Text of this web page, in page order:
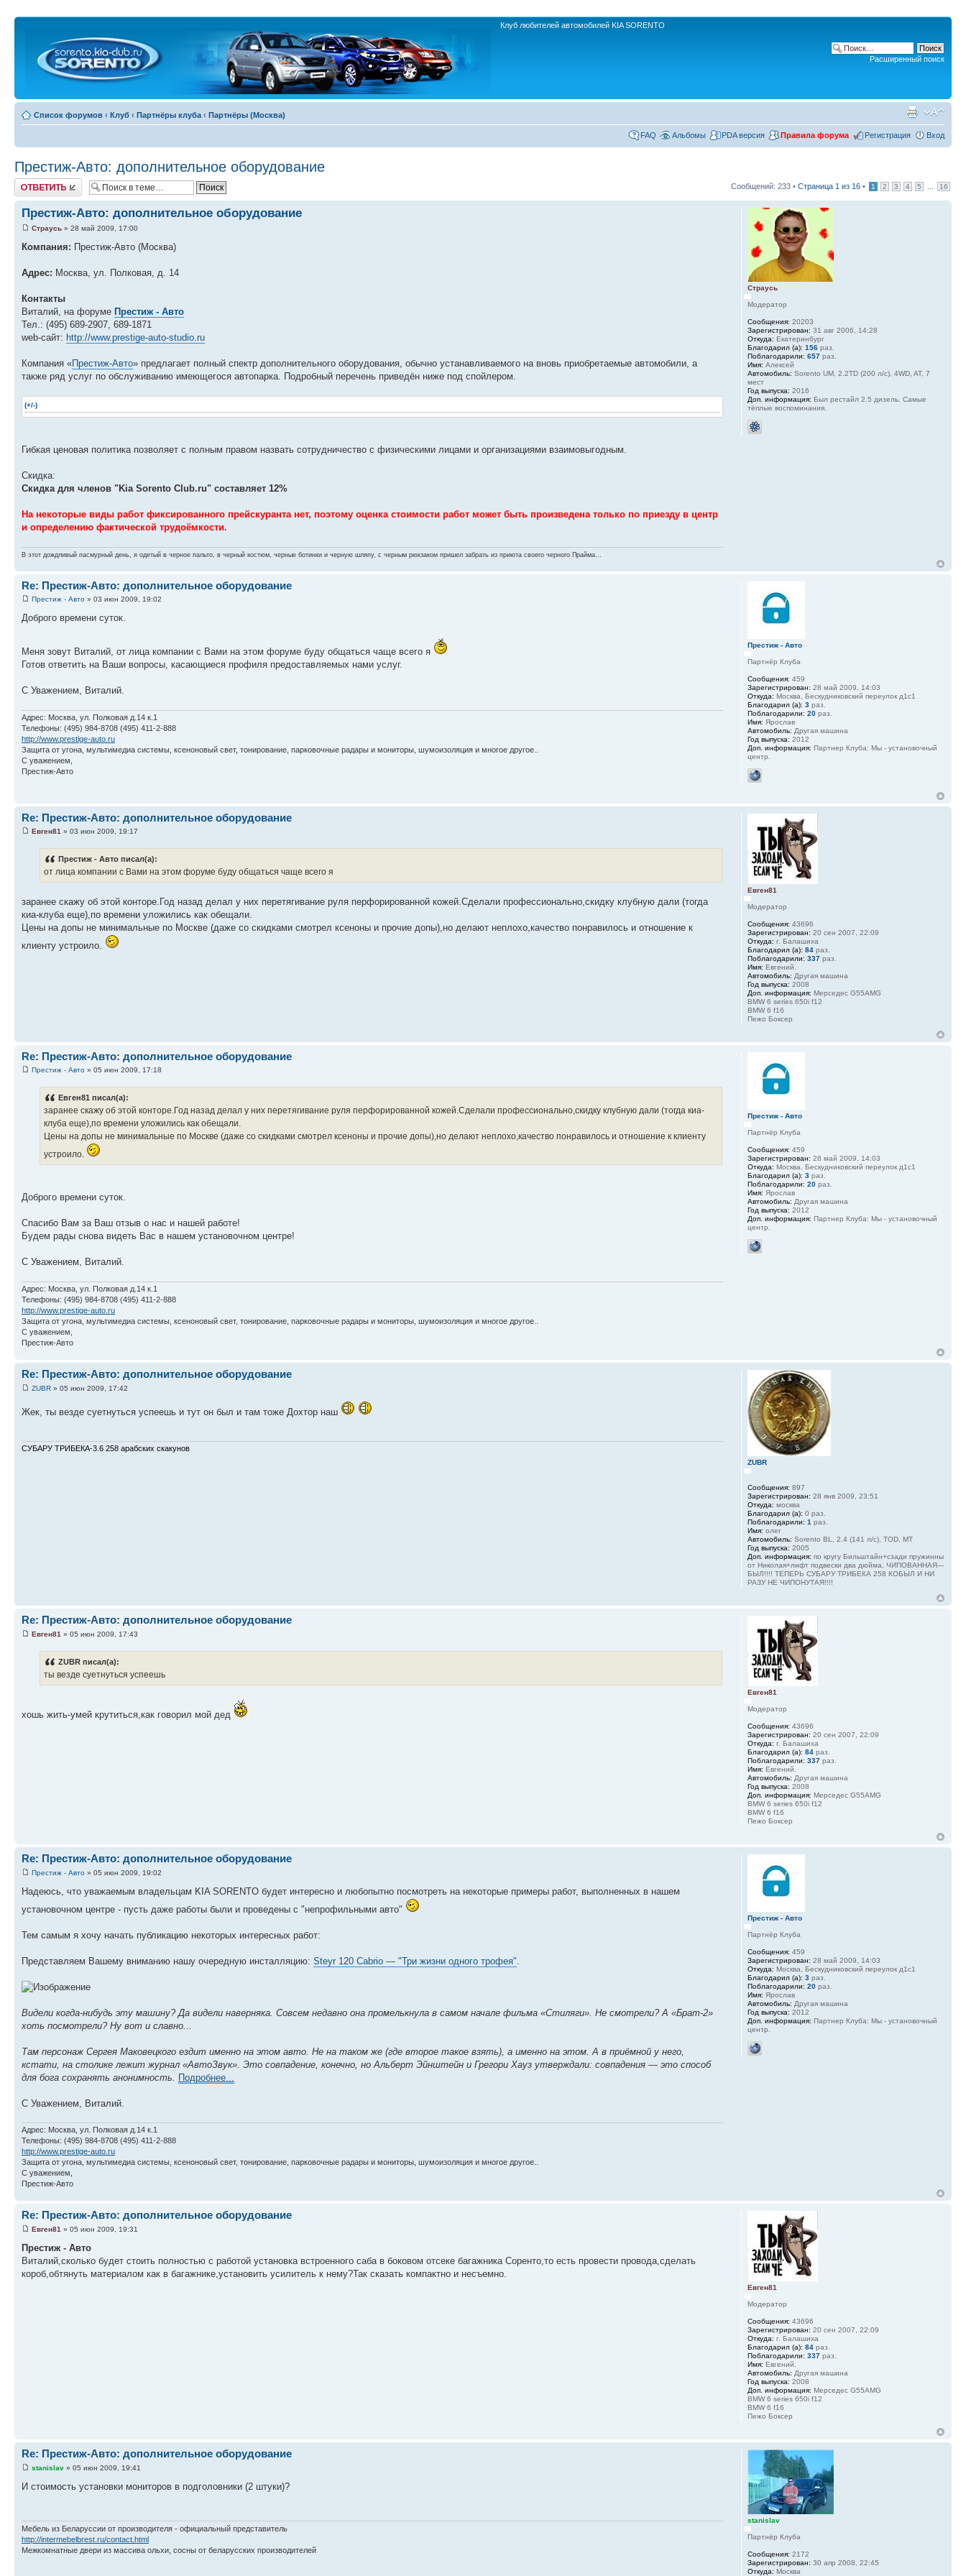
Клуб любителей автомобилей KIA SORENTO
Расширенный поиск
Список форумов ‹ Клуб ‹ Партнёры клуба ‹ Партнёры (Москва)
FAQ Альбомы PDA версия Правила форума Регистрация Вход
Престиж-Авто: дополнительное оборудование
Ответить Сообщений: 233 • Страница 1 из 16 • 1 2 3 4 5 16
Престиж-Авто: дополнительное оборудование
Страусь » 28 май 2009, 17:00
Компания: Престиж-Авто (Москва)
Адрес: Москва, ул. Полковая, д. 14
Контакты
Виталий, на форуме Престиж - Авто
Тел.: (495) 689-2907, 689-1871
web-сайт: http://www.prestige-auto-studio.ru
Компания «Престиж-Авто» предлагает полный спектр дополнительного оборудования, обычно устанавливаемого на вновь приобретаемые автомобили, а
также ряд услуг по обслуживанию имеющегося автопарка. Подробный перечень приведён ниже под спойлером.
(+/-)
Гибкая ценовая политика позволяет с полным правом назвать сотрудничество с физическими лицами и организациями взаимовыгодным.
Скидка:
Скидка для членов "Kia Sorento Club.ru" составляет 12%
На некоторые виды работ фиксированного прейскуранта нет, поэтому оценка стоимости работ может быть произведена только по приезду в центр
и определению фактической трудоёмкости.
В этот дождливый пасмурный день, я одетый в черное пальто, в черный костюм, черные ботинки и черную шляпу, с черным рюкзаком пришел забрать из приюта своего черного Прайма...
Страусь
Модератор
Сообщения: 20203
Зарегистрирован: 31 авг 2006, 14:28
Откуда: Екатеринбург
Благодарил (а): 156раз.
Поблагодарили: 657раз.
Имя: Алексей
Автомобиль: Sorento UM, 2.2TD (200 л/с), 4WD, AT, 7
мест
Год выпуска: 2016
Доп. информация: Был рестайл 2.5 дизель. Самые
тёплые воспоминания.
Re: Престиж-Авто: дополнительное оборудование
Престиж - Авто » 03 июн 2009, 19:02
Доброго времени суток.
Меня зовут Виталий, от лица компании с Вами на этом форуме буду общаться чаще всего я
Готов ответить на Ваши вопросы, касающиеся профиля предоставляемых нами услуг.
С Уважением, Виталий.
Адрес: Москва, ул. Полковая д.14 к.1
Телефоны: (495) 984-8708 (495) 411-2-888
http://www.prestige-auto.ru
Защита от угона, мультимедиа системы, ксеноновый свет, тонирование, парковочные радары и мониторы, шумоизоляция и многое другое..
С уважением,
Престиж-Авто
Престиж - Авто
Партнёр Клуба
Сообщения: 459
Зарегистрирован: 28 май 2009, 14:03
Откуда: Москва, Бескудниковский переулок д1с1
Благодарил (а): 3раз.
Поблагодарили: 20раз.
Имя: Ярослав
Автомобиль: Другая машина
Год выпуска: 2012
Доп. информация: Партнер Клуба: Мы - установочный
центр.
Re: Престиж-Авто: дополнительное оборудование
Евген81 » 03 июн 2009, 19:17
Престиж - Авто писал(а):
от лица компании с Вами на этом форуме буду общаться чаще всего я
заранее скажу об этой конторе.Год назад делал у них перетягивание руля перфорированной кожей.Сделали профессионально,скидку клубную дали (тогда
киа-клуба еще),по времени уложились как обещали.
Цены на допы не минимальные по Москве (даже со скидками смотрел ксеноны и прочие допы),но делают неплохо,качество понравилось и отношение к
клиенту устроило.
Евген81
Модератор
Сообщения: 43696
Зарегистрирован: 20 сен 2007, 22:09
Откуда: г. Балашиха
Благодарил (а): 84раз.
Поблагодарили: 337раз.
Имя: Евгений.
Автомобиль: Другая машина
Год выпуска: 2008
Доп. информация: Мерседес G55AMG
BMW 6 series 650i f12
BMW 6 f16
Пежо Боксер
Re: Престиж-Авто: дополнительное оборудование
Престиж - Авто » 05 июн 2009, 17:18
Евген81 писал(а):
заранее скажу об этой конторе.Год назад делал у них перетягивание руля перфорированной кожей.Сделали профессионально,скидку клубную дали (тогда киа-
клуба еще),по времени уложились как обещали.
Цены на допы не минимальные по Москве (даже со скидками смотрел ксеноны и прочие допы),но делают неплохо,качество понравилось и отношение к клиенту
устроило.
Доброго времени суток.
Спасибо Вам за Ваш отзыв о нас и нашей работе!
Будем рады снова видеть Вас в нашем установочном центре!
С Уважением, Виталий.
Адрес: Москва, ул. Полковая д.14 к.1
Телефоны: (495) 984-8708 (495) 411-2-888
http://www.prestige-auto.ru
Защита от угона, мультимедиа системы, ксеноновый свет, тонирование, парковочные радары и мониторы, шумоизоляция и многое другое..
С уважением,
Престиж-Авто
Престиж - Авто
Партнёр Клуба
Сообщения: 459
Зарегистрирован: 28 май 2009, 14:03
Откуда: Москва, Бескудниковский переулок д1с1
Благодарил (а): 3раз.
Поблагодарили: 20раз.
Имя: Ярослав
Автомобиль: Другая машина
Год выпуска: 2012
Доп. информация: Партнер Клуба: Мы - установочный
центр.
Re: Престиж-Авто: дополнительное оборудование
ZUBR » 05 июн 2009, 17:42
Жек, ты везде суетнуться успеешь и тут он был и там тоже Дохтор наш
СУБАРУ ТРИБЕКА-3.6 258 арабских скакунов
ZUBR
Сообщения: 897
Зарегистрирован: 28 янв 2009, 23:51
Откуда: москва
Благодарил (а): 0 раз.
Поблагодарили: 1 раз.
Имя: олег
Автомобиль: Sorento BL, 2.4 (141 л/с), TOD, MT
Год выпуска: 2005
Доп. информация: по кругу Бильштайн+сзади пружинны
от Николая+лифт подвески два дюйма, ЧИПОВАННАЯ---
БЫЛ!!!! ТЕПЕРЬ СУБАРУ ТРИБЕКА 258 КОБЫЛ И НИ
РАЗУ НЕ ЧИПОНУТАЯ!!!!
Re: Престиж-Авто: дополнительное оборудование
Евген81 » 05 июн 2009, 17:43
ZUBR писал(а):
ты везде суетнуться успеешь
хошь жить-умей крутиться,как говорил мой дед
Евген81
Модератор
Сообщения: 43696
Зарегистрирован: 20 сен 2007, 22:09
Откуда: г. Балашиха
Благодарил (а): 84раз.
Поблагодарили: 337раз.
Имя: Евгений.
Автомобиль: Другая машина
Год выпуска: 2008
Доп. информация: Мерседес G55AMG
BMW 6 series 650i f12
BMW 6 f16
Пежо Боксер
Re: Престиж-Авто: дополнительное оборудование
Престиж - Авто » 05 июн 2009, 19:02
Надеюсь, что уважаемым владельцам KIA SORENTO будет интересно и любопытно посмотреть на некоторые примеры работ, выполненных в нашем
установочном центре - пусть даже работы были и проведены с "непрофильными авто"
Тем самым я хочу начать публикацию некоторых интересных работ:
Представляем Вашему вниманию нашу очередную инсталляцию: Steyr 120 Cabrio — "Три жизни одного трофея"
Видели когда-нибудь эту машину? Да видели наверняка. Совсем недавно она промелькнула в самом начале фильма «Стиляги». Не смотрели? А «Брат-2»
хоть посмотрели? Ну вот и славно...
Там персонаж Сергея Маковецкого ездит именно на этом авто. Не на таком же (где второе такое взять), а именно на этом. А в приёмной у него,
кстати, на столике лежит журнал «АвтоЗвук». Это совпадение, конечно, но Альберт Эйнштейн и Грегори Хауз утверждали: совпадения — это способ
для бога сохранять анонимность.
Подробнее...
С Уважением, Виталий.
Адрес: Москва, ул. Полковая д.14 к.1
Телефоны: (495) 984-8708 (495) 411-2-888
http://www.prestige-auto.ru
Защита от угона, мультимедиа системы, ксеноновый свет, тонирование, парковочные радары и мониторы, шумоизоляция и многое другое..
С уважением,
Престиж-Авто
Престиж - Авто
Партнёр Клуба
Сообщения: 459
Зарегистрирован: 28 май 2009, 14:03
Откуда: Москва, Бескудниковский переулок д1с1
Благодарил (а): 3раз.
Поблагодарили: 20раз.
Имя: Ярослав
Автомобиль: Другая машина
Год выпуска: 2012
Доп. информация: Партнер Клуба: Мы - установочный
центр.
Re: Престиж-Авто: дополнительное оборудование
Евген81 » 05 июн 2009, 19:31
Престиж - Авто
Виталий,сколько будет стоить полностью с работой установка встроенного саба в боковом отсеке багажника Соренто,то есть провести провода,сделать
короб,обтянуть материалом как в багажнике,установить усилитель к нему?Так сказать компактно и несъемно.
Евген81
Модератор
Сообщения: 43696
Зарегистрирован: 20 сен 2007, 22:09
Откуда: г. Балашиха
Благодарил (а): 84раз.
Поблагодарили: 337раз.
Имя: Евгений.
Автомобиль: Другая машина
Год выпуска: 2008
Доп. информация: Мерседес G55AMG
BMW 6 series 650i f12
BMW 6 f16
Пежо Боксер
Re: Престиж-Авто: дополнительное оборудование
stanislav » 05 июн 2009, 19:41
И стоимость установки мониторов в подголовники (2 штуки)?
Мебель из Беларуссии от производителя - официальный представитель
http://intermebelbrest.ru/contact.html
Межкомнатные двери из массива ольхи, сосны от беларусских производителей
stanislav
Партнёр Клуба
Сообщения: 2172
Зарегистрирован: 30 апр 2008, 22:45
Откуда: Москва